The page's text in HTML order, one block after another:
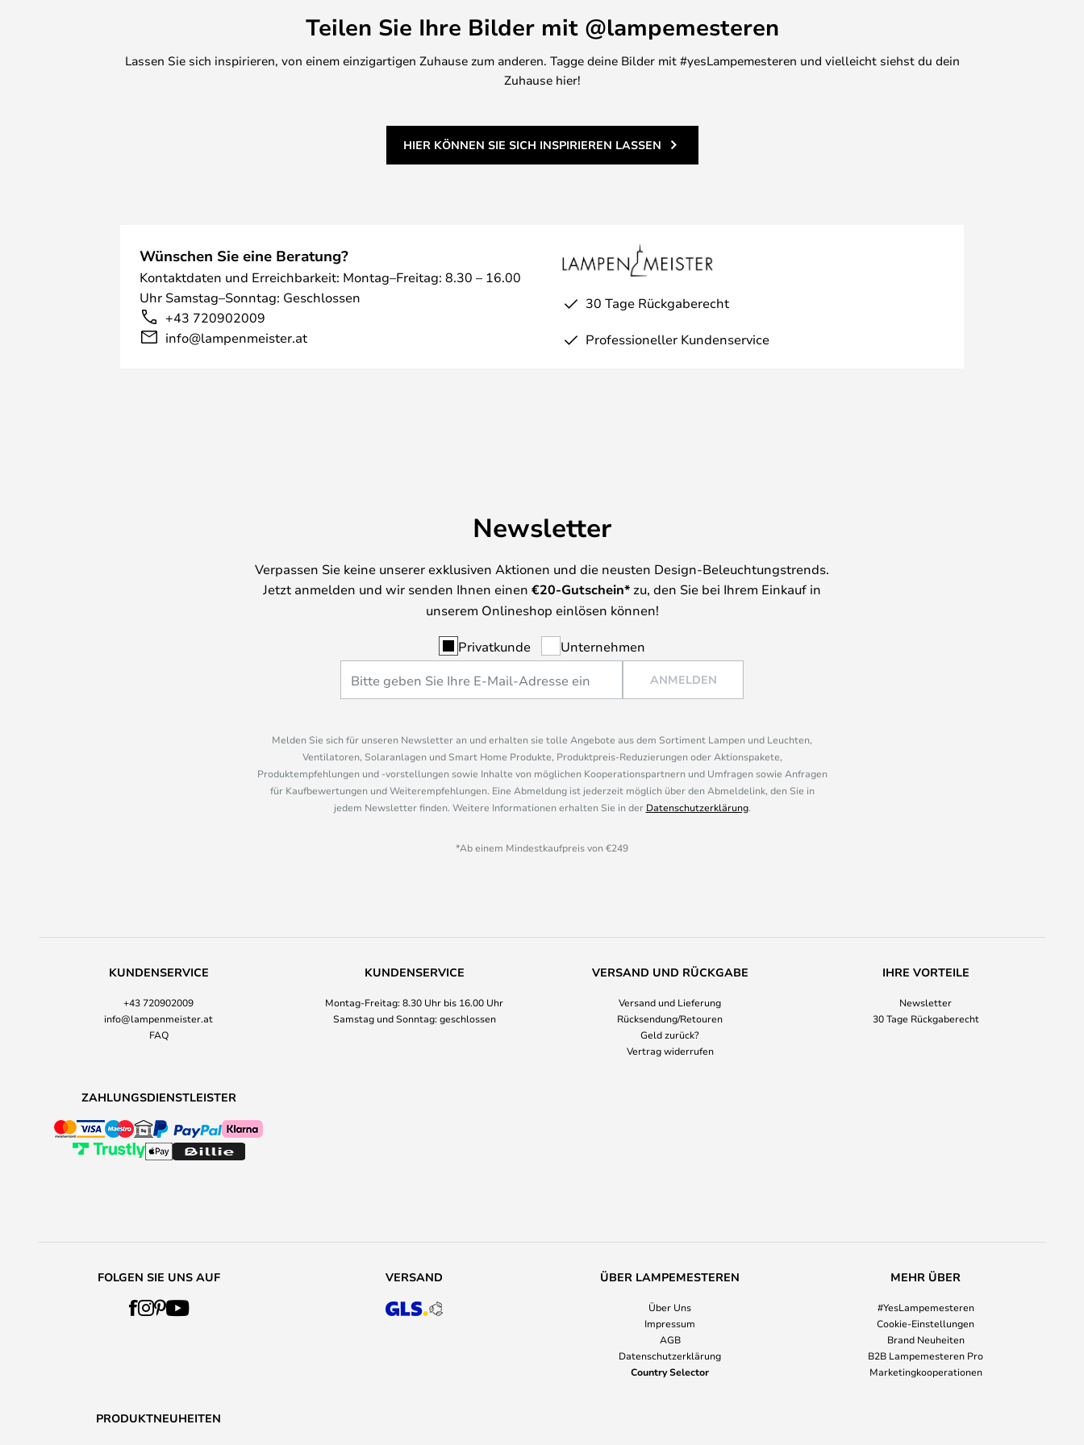
Teilen Sie Ihre Bilder mit @lampemesteren
Lassen Sie sich inspirieren, von einem einzigartigen Zuhause zum anderen. Tagge deine Bilder mit #yesLampemesteren und vielleicht siehst du dein
Zuhause hier!
HIER KÖNNEN SIE SICH INSPIRIEREN LASSEN
Wünschen Sie eine Beratung?
Kontaktdaten und Erreichbarkeit: Montag–Freitag: 8.30 – 16.00
Uhr Samstag–Sonntag: Geschlossen
+43 720902009
info@lampenmeister.at
30 Tage Rückgaberecht
Professioneller Kundenservice
Newsletter
Verpassen Sie keine unserer exklusiven Aktionen und die neusten Design-Beleuchtungstrends.
Jetzt anmelden und wir senden Ihnen einen €20-Gutschein* zu, den Sie bei Ihrem Einkauf in
unserem Onlineshop einlösen können!
Privatkunde Unternehmen
ANMELDEN
Melden Sie sich für unseren Newsletter an und erhalten sie tolle Angebote aus dem Sortiment Lampen und Leuchten,
Ventilatoren, Solaranlagen und Smart Home Produkte, Produktpreis-Reduzierungen oder Aktionspakete,
Produktempfehlungen und -vorstellungen sowie Inhalte von möglichen Kooperationspartnern und Umfragen sowie Anfragen
für Kaufbewertungen und Weiterempfehlungen. Eine Abmeldung ist jederzeit möglich über den Abmeldelink, den Sie in
jedem Newsletter finden. Weitere Informationen erhalten Sie in der Datenschutzerklärung.
*Ab einem Mindestkaufpreis von €249
KUNDENSERVICE
+43 720902009
info@lampenmeister.at
FAQ
KUNDENSERVICE
Montag-Freitag: 8.30 Uhr bis 16.00 Uhr
Samstag und Sonntag: geschlossen
VERSAND UND RÜCKGABE
Versand und Lieferung
Rücksendung/Retouren
Geld zurück?
Vertrag widerrufen
IHRE VORTEILE
Newsletter
30 Tage Rückgaberecht
ZAHLUNGSDIENSTLEISTER
FOLGEN SIE UNS AUF VERSAND ÜBER LAMPEMESTEREN
Über Uns
Impressum
AGB
Datenschutzerklärung
Country Selector
MEHR ÜBER
#YesLampemesteren
Cookie-Einstellungen
Brand Neuheiten
B2B Lampemesteren Pro
Marketingkooperationen
PRODUKTNEUHEITEN